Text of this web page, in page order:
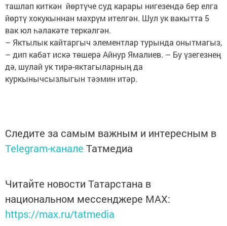
ташлап киткән йөртүче суд карары нигезендә бер елга
йөртү хокукыннан мәхрүм ителгән. Шул ук вакытта 5
вак юл һәлакәте теркәлгән.
– Яктылык кайтаргыч элементлар турында онытмагыз,
– дип кабат искә төшерә Айнур Ямалиев. – Бу үзегезнең
дә, шулай ук тирә-яктагыларның да
куркынычсызлыгын тәэмин итәр.
Следите за самым важным и интересным в
Telegram-канале Татмедиа
Читайте новости Татарстана в
национальном мессенджере MАХ:
https://max.ru/tatmedia